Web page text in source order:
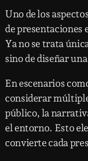
Uno de los
de presentaciones
Ya no se trata
sino de diseñar
En escenarios
considerar
público, la
el entorno. Esto
convierte cada